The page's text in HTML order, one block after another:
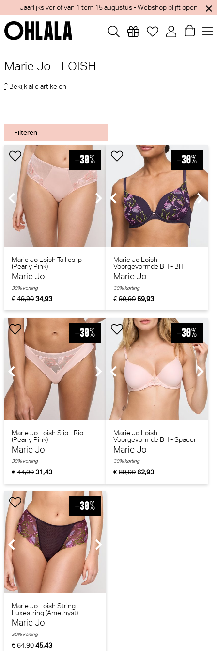
Jaarlijks verlof van 1 tem 15 augustus - Webshop blijft open
Marie Jo - LOISH
Bekijk alle artikelen
Filteren
Marie Jo Loish Tailleslip
(Pearly Pink)
Marie Jo
€49,9034,93
30% korting
Marie Jo Loish
Voorgevormde BH - BH
Hartvorm (Amethyst)
Marie Jo
€99,9069,93
30% korting
Marie Jo Loish Slip - Rio
(Pearly Pink)
Marie Jo
€44,9031,43
30% korting
Marie Jo Loish
Voorgevormde BH - Spacer
(Pearly Pink)
Marie Jo
€89,9062,93
30% korting
Marie Jo Loish String -
Luxestring (Amethyst)
Marie Jo
€64,9045,43
30% korting